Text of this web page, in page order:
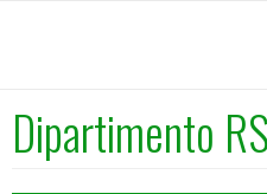
Dipartimento
HOME